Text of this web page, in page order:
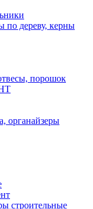
по дереву, керны
порошок
органайзеры
строительные